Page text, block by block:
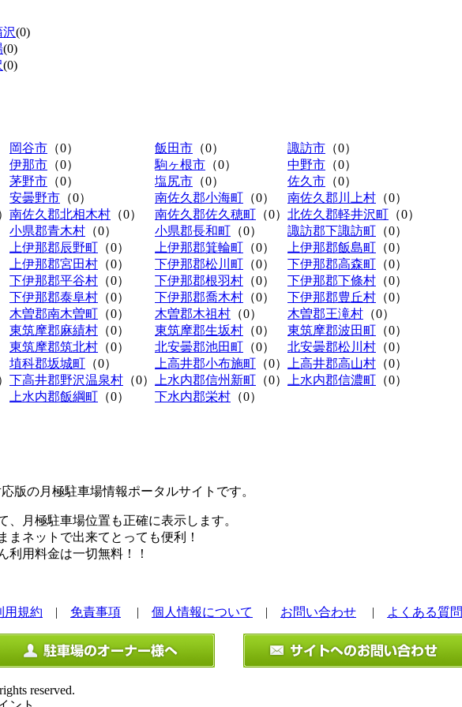
(0)
(0)
(0)
岡谷市 （0） 飯田市 （0） 諏訪市 （0）
伊那市 （0） 駒ヶ根市 （0） 中野市 （0）
茅野市 （0） 塩尻市 （0） 佐久市 （0）
安曇野市 （0） 南佐久郡小海町 （0） 南佐久郡川上村 （0）
南佐久郡北相木村 （0） 南佐久郡佐久穂町 （0） 北佐久郡軽井沢町 （0）
小県郡青木村 （0） 小県郡長和町 （0） 諏訪郡下諏訪町 （0）
上伊那郡辰野町 （0） 上伊那郡箕輪町 （0） 上伊那郡飯島町 （0）
上伊那郡宮田村 （0） 下伊那郡松川町 （0） 下伊那郡高森町 （0）
下伊那郡平谷村 （0） 下伊那郡根羽村 （0） 下伊那郡下條村 （0）
下伊那郡泰阜村 （0） 下伊那郡喬木村 （0） 下伊那郡豊丘村 （0）
木曽郡南木曽町 （0） 木曽郡木祖村 （0） 木曽郡王滝村 （0）
東筑摩郡麻績村 （0） 東筑摩郡生坂村 （0） 東筑摩郡波田町 （0）
東筑摩郡筑北村 （0） 北安曇郡池田町 （0） 北安曇郡松川村 （0）
埴科郡坂城町 （0） 上高井郡小布施町 （0） 上高井郡高山村 （0）
下高井郡野沢温泉村 （0） 上水内郡信州新町 （0） 上水内郡信濃町 （0）
上水内郡飯綱町 （0） 下水内郡栄村 （0）
版の月極駐車場情報ポータルサイトです。
月極駐車場位置も正確に表示します。
まネットで出来てとっても便利！
利用料金は一切無料！！
用規約 | 免責事項 | 個人情報について | お問い合わせ | よくある質問
reserved.